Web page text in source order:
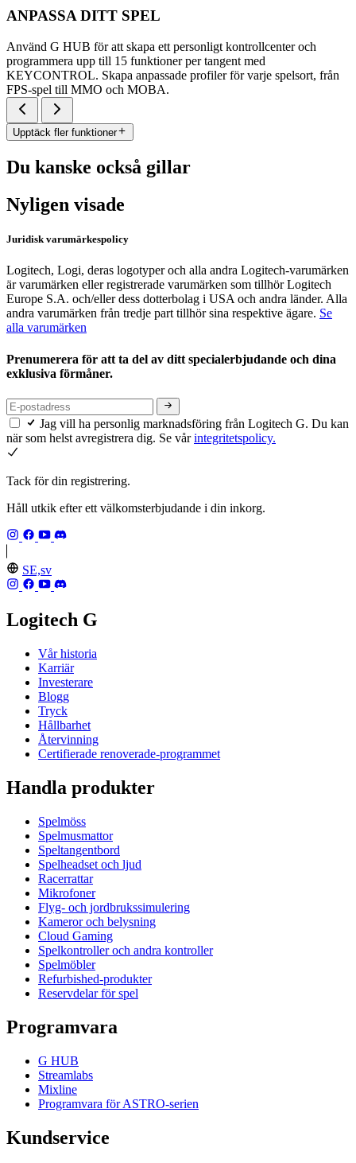
ANPASSA DITT SPEL
Använd G HUB för att skapa ett personligt kontrollcenter och
programmera upp till 15 funktioner per tangent med
KEYCONTROL. Skapa anpassade profiler för varje spelsort, från
FPS-spel till MMO och MOBA.
Upptäck fler funktioner
Du kanske också gillar
Nyligen visade
Juridisk varumärkespolicy
Logitech, Logi, deras logotyper och alla andra Logitech-varumärken
är varumärken eller registrerade varumärken som tillhör Logitech
Europe S.A. och/eller dess dotterbolag i USA och andra länder. Alla
andra varumärken från tredje part tillhör sina respektive ägare. Se
alla varumärken
Prenumerera för att ta del av ditt specialerbjudande och dina
exklusiva förmåner.
Jag vill ha personlig marknadsföring från Logitech G. Du kan
när som helst avregistrera dig. Se vårintegritetspolicy.
Tack för din registrering.
Håll utkik efter ett välkomsterbjudande i din inkorg.
SE,sv
Logitech G
Vår historia
Karriär
Investerare
Blogg
Tryck
Hållbarhet
Återvinning
Certifierade renoverade-programmet
Handla produkter
Spelmöss
Spelmusmattor
Speltangentbord
Spelheadset och ljud
Racerrattar
Mikrofoner
Flyg- och jordbrukssimulering
Kameror och belysning
Cloud Gaming
Spelkontroller och andra kontroller
Spelmöbler
Refurbished-produkter
Reservdelar för spel
Programvara
G HUB
Streamlabs
Mixline
Programvara för ASTRO-serien
Kundservice